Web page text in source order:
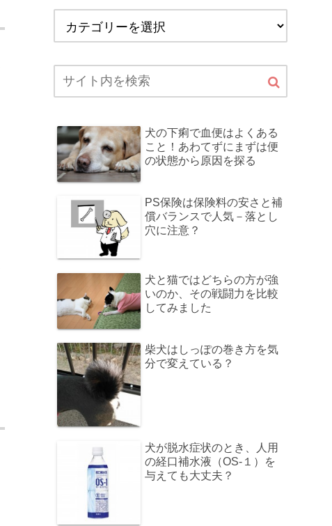
犬の下痢で血便はよくある
こと！あわてずにまずは便
の状態から原因を探る
PS保険は保険料の安さと補
償バランスで人気－落とし
穴に注意？
犬と猫ではどちらの方が強
いのか、その戦闘力を比較
してみました
柴犬はしっぽの巻き方を気
分で変えている？
犬が脱水症状のとき、人用
の経口補水液（OS-１）を
与えても大丈夫？